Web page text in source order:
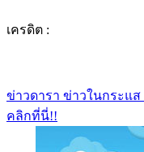
เครดิต :
ข่าวดารา ข่าวในกระแส
คลิกที่นี่!!